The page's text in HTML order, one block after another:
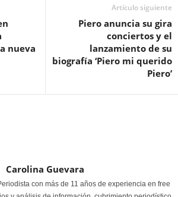
nueva
Artículo siguiente
Piero anuncia su gira
conciertos y el
lanzamiento de su
biografía ‘Piero mi querido
Piero’
Carolina Guevara
con más de 11 años de experiencia en free